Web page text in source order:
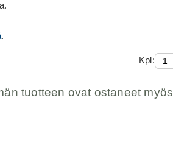
.
Kpl:
tuotteen ovat ostaneet myös